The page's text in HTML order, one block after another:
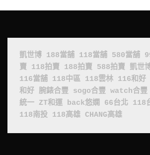
凱世博 188當舖 118當舖 580當舖
賣
118拍賣 188拍賣 588拍賣 凱世
116當舖 118中區 118雲林 116和好
和好
腕錶合豐 sogo合豐 watch合豐
統一 ZT和運 back悠嫻 66台北 118
118南投 118高雄 CHANG高雄